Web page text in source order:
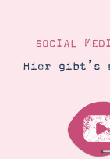
SOCIAL
Hier gibt’s